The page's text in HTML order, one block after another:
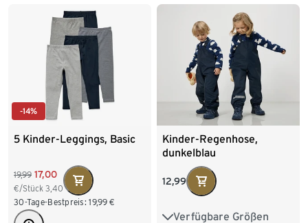
-14%
5 Kinder-Leggings, Basic
19,99 17,00
€/Stück 3,40
30-Tage-Bestpreis: 19,99 €
Kinder-Regenhose,
dunkelblau
12,99
Verfügbare Größen
74/80 86/92